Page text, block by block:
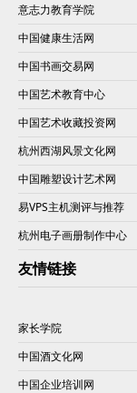
意志力教育学院
中国健康生活网
中国书画交易网
中国艺术教育中心
中国艺术收藏投资网
杭州西湖风景文化网
中国雕塑设计艺术网
易VPS主机测评与推荐
杭州电子画册制作中心
友情链接
家长学院
中国酒文化网
中国企业培训网